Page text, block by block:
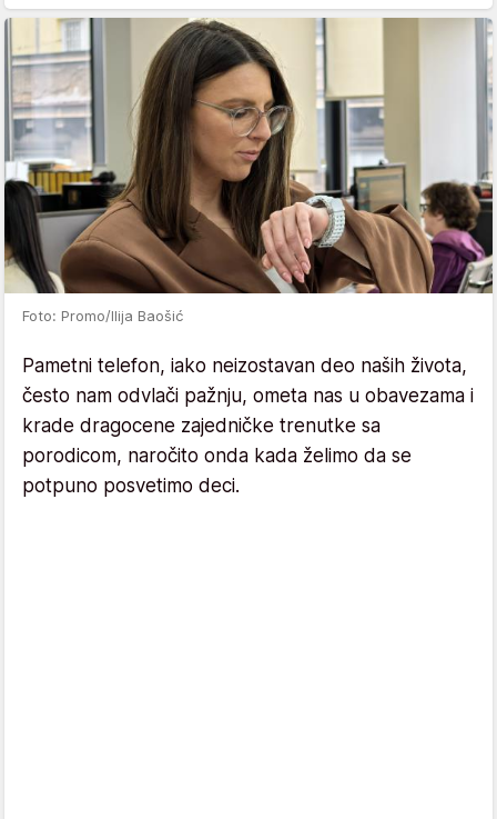
Foto: Promo/Ilija Baošić
Pametni telefon, iako neizostavan deo naših života,
često nam odvlači pažnju, ometa nas u obavezama i
krade dragocene zajedničke trenutke sa
porodicom, naročito onda kada želimo da se
potpuno posvetimo deci.